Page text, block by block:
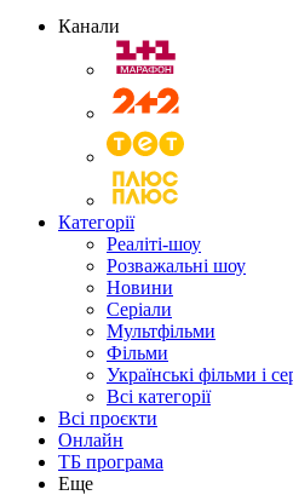
Канали
Категорії
Реаліті-шоу
Розважальні шоу
Новини
Серіали
Мультфільми
Фільми
Українські фільми і
Всі категорії
Всі проєкти
Онлайн
ТБ програма
Еще